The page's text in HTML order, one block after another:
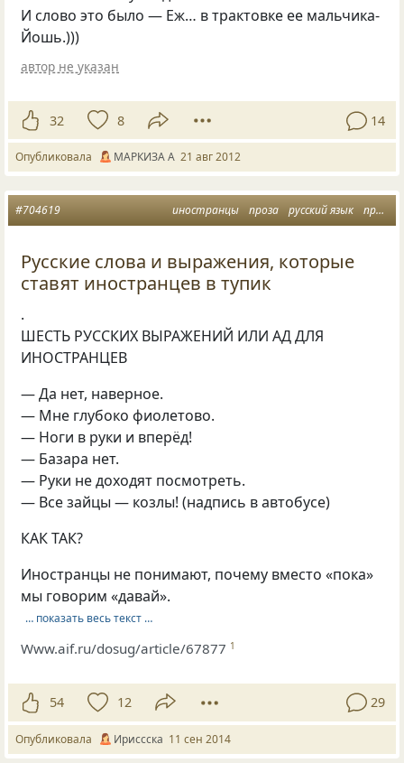
И слово это было — Еж… в трактовке ее мальчика-
Йошь.)))
автор не указан
32 8 14
Опубликовала МАРКИЗА А 21 авг 2012
иностранцы проза русский язык прозалюбимая
#704619
Русские слова и выражения, которые
ставят иностранцев в тупик
.
ШЕСТЬ РУССКИХ ВЫРАЖЕНИЙ ИЛИ АД ДЛЯ
ИНОСТРАНЦЕВ
— Да нет, наверное.
— Мне глубоко фиолетово.
— Ноги в руки и вперёд!
— Базара нет.
— Руки не доходят посмотреть.
— Все зайцы — козлы! (надпись в автобусе)
КАК ТАК?
Иностранцы не понимают, почему вместо «пока»
мы говорим «давай».
… показать весь текст …
Www.aif.ru/dosug/article/67877 1
54 12 29
Опубликовала Ириссска 11 сен 2014